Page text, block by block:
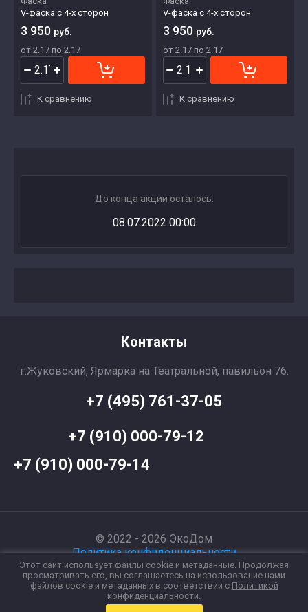
До конца акции осталось:
08.07.2022 00:00
V-фаска с 4-х сторон
3 950 руб.
от 2.17 по 2.17
К сравнению
V-фаска с 4-х сторон
3 950 руб.
от 2.17 по 2.17
К сравнению
Контакты
г.Жуковский, Ярмарка на Театральной, павильон 76.
+7 (495) 761-37-05
+7 (910) 000-79-12
+7 (910) 000-79-14
© 2022 - 2026 ЭкоДом
Политика конфиденциальности
Создать сайтв Мегагрупп.ру
Этот сайт использует файлы cookie и метаданные. Продолжая
просматривать его, вы соглашаетесь на использование нами
файлов cookie и метаданных в соответствии с Политикой
конфиденциальности.